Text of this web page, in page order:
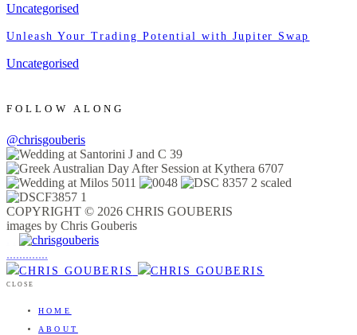
Uncategorised
Unleash Your Trading Potential with Jupiter Swap
Uncategorised
FOLLOW ALONG
@chrisgouberis
COPYRIGHT © 2026 CHRIS GOUBERIS
images by Chris Gouberis
.............
CLOSE
HOME
ABOUT